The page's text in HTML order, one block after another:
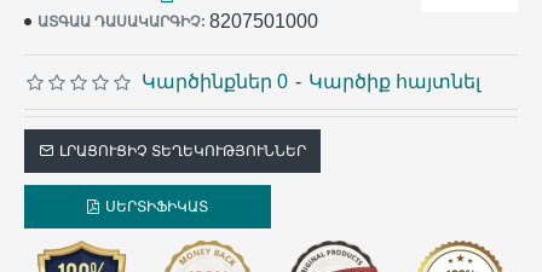
ԱՏԳԱԱ ԴԱՍԱԿԱՐԳԻՉ: 8207501000
Կարծինքներ 0 - Կարծիք հայտնել
ԼՐԱՑՈՒՑԻՉ ՏԵՂԵԿՈՒԹՅՈՒՆՆԵՐ
ՍԵՐՏԻՖԻԿԱՏ